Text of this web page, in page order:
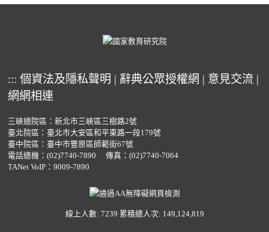
::: 個資法及隱私聲明 | 辭典公眾授權網 | 意見交流 |
網網相連
三峽總院區：新北市三峽區三樹路2號
臺北院區：臺北市大安區和平東路一段179號
臺中院區：臺中市豐原區師範街67號
電話總機： (02)7740-7890
傳真：(02)7740-7064
TANet VoIP：9009-7890
線上人數: 7239 累積總人次: 149,124,819